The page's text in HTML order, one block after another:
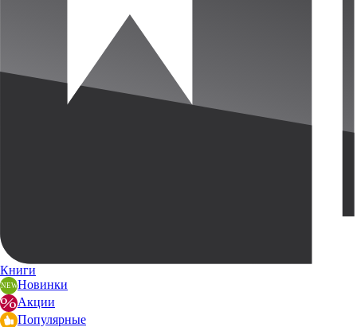
Книги
Новинки
Акции
Популярные